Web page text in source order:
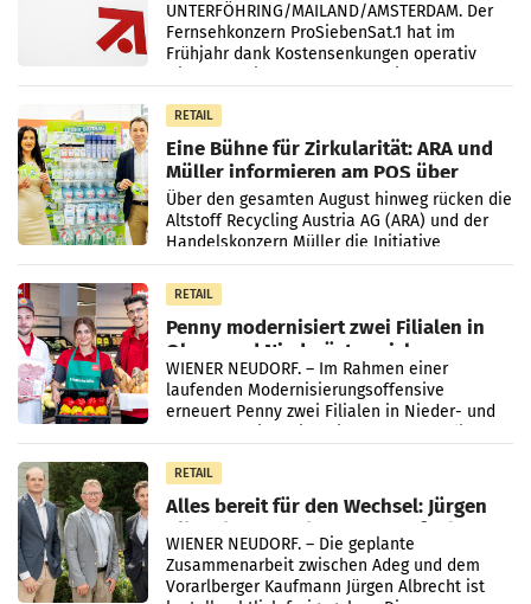
UNTERFÖHRING/MAILAND/AMSTERDAM. Der
Fernsehkonzern ProSiebenSat.1 hat im
Frühjahr dank Kostensenkungen operativ
RETAIL
Eine Bühne für Zirkularität: ARA und
Müller informieren am POS über
Kreislauffähigkeit
Über den gesamten August hinweg rücken die
Altstoff Recycling Austria AG (ARA) und der
Handelskonzern Müller die Initiative
„Kreislauf-Helden“ in allen österreichischen
Müller-Filialen
RETAIL
Penny modernisiert zwei Filialen in
Ober- und Niederösterreich
WIENER NEUDORF. – Im Rahmen einer
laufenden Modernisierungsoffensive
erneuert Penny zwei Filialen in Nieder- und
RETAIL
Alles bereit für den Wechsel: Jürgen
Albrecht setzt ab 1.1.2027 auf Adeg
WIENER NEUDORF. – Die geplante
Zusammenarbeit zwischen Adeg und dem
Vorarlberger Kaufmann Jürgen Albrecht ist